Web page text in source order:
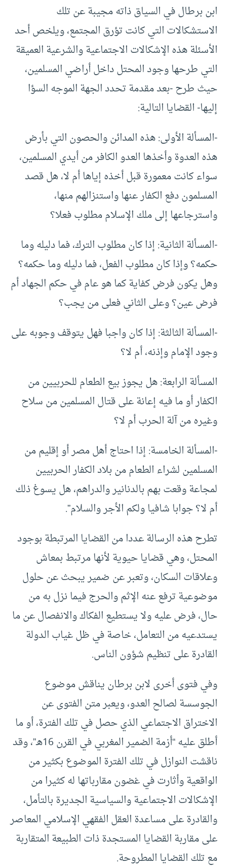
ابن برطال في السياق ذاته مجيبة عن تلك
الاستشكالات التي كانت تؤرق المجتمع، ويلخص أحد
الأسئلة هذه الإشكالات الاجتماعية والشرعية العميقة
التي طرحها وجود المحتل داخل أراضي المسلمين،
حيث طرح -بعد مقدمة تحدد الجهة الموجه السؤا
إليها- القضايا التالية:
-المسألة الأولى: هذه المدائن والحصون التي بأرض
هذه العدوة وأخذها العدو الكافر من أيدي المسلمين،
سواء كانت معمورة قبل أخذه إياها أم لا، هل قصد
المسلمون دفع الكفار عنها واستنزالهم منها،
واسترجاعها إلى ملك الإسلام مطلوب فعلا؟
-المسألة الثانية: إذا كان مطلوب الترك، فما دليله وما
حكمه؟ وإذا كان مطلوب الفعل، فما دليله وما حكمه؟
وهل يكون فرض كفاية كما هو عام في حكم الجهاد أم
فرض عين؟ وعلى الثاني فعلى من يجب؟
-المسألة الثالثة: إذا كان واجبا فهل يتوقف وجوبه على
وجود الإمام وإذنه، أم لا؟
المسألة الرابعة: هل يجوز بيع الطعام للحربيين من
الكفار أو ما فيه إعانة على قتال المسلمين من سلاح
وغيره من آلة الحرب أم لا؟
-المسألة الخامسة: إذا احتاج أهل مصر أو إقليم من
المسلمين لشراء الطعام من بلاد الكفار الحربيين
لمجاعة وقعت بهم بالدنانير والدراهم، هل يسوغ ذلك
أم لا؟ جوابا شافيا ولكم الأجر والسلام”.
تطرح هذه الرسالة عددا من القضايا المرتبطة بوجود
المحتل، وهي قضايا حيوية لأنها مرتبط بمعاش
وعلاقات السكان، وتعبر عن ضمير يبحث عن حلول
موضوعية ترفع عنه الإثم والحرج فيما نزل به من
حال، فرض عليه ولا يستطيع الفكاك والانفصال عن ما
يستدعيه من التعامل، خاصة في ظل غياب الدولة
القادرة على تنظيم شؤون الناس.
وفي فتوى أخرى لابن برطان يناقش موضوع
الجوسسة لصالح العدو، ويعبر متن الفتوى عن
الاختراق الاجتماعي الذي حصل في تلك الفترة، أو ما
أطلق عليه “أزمة الضمير المغربي في القرن 16هـ”، وقد
ناقشت النوازل في تلك الفترة الموضوع بكثير من
الواقعية وأثارت في غضون مقارباتها له كثيرا من
الإشكالات الاجتماعية والسياسية الجديرة بالتأمل،
والقادرة على مساعدة العقل الفقهي الإسلامي المعاصر
على مقاربة القضايا المستجدة ذات الطبيعة المتقاربة
مع تلك القضايا المطروحة.